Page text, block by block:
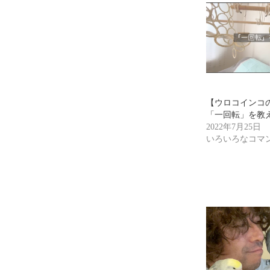
【ウロコイン
「一回転」を教
2022年7月25日
いろいろなコマ